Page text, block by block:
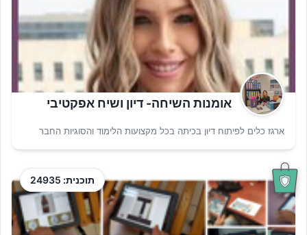
אומנות השיחה- דיון ושיח אפקטיבי
ארגז כלים לפיתוח דיון בכיתה בכל מקצועות הלימוד והסוגיות החבר
תוכנית: 24935